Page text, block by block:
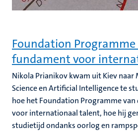
Foundation
fundament voor
Nikola Prianikov kwam uit Kiev naar
Science en Artificial Intelligence te
hoe het Foundation Programme
voor internationaal talent, hoe hij
studietijd ondanks oorlog en